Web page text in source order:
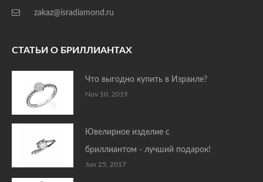
zakaz@isradiamond.ru
СТАТЬИ О БРИЛЛИАНТАХ
Что выгодно купить в Израиле?
Nov 10, 2019
Ювелирное изделие с
бриллиантом - лучший подарок!
Jun 25, 2017